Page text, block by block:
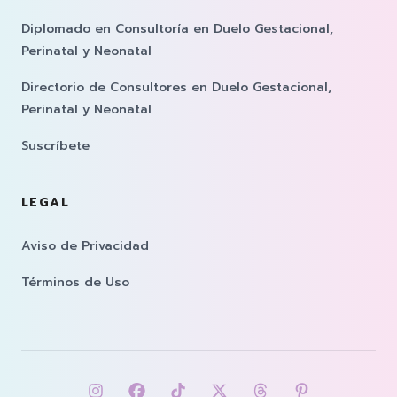
Diplomado en Consultoría en Duelo Gestacional,
Perinatal y Neonatal
Directorio de Consultores en Duelo Gestacional,
Perinatal y Neonatal
Suscríbete
LEGAL
Aviso de Privacidad
Términos de Uso
Síguenos eninstagram
Síguenos enfacebook
Síguenos entiktok
Síguenos entwitter
SíguenosSíguenos